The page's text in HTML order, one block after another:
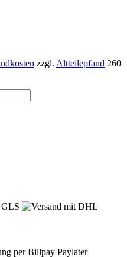
zzgl. Altteilepfand 260